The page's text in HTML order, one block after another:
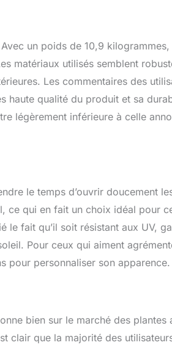
un poids de 10,9
matériaux utilisés semblent
Les commentaires des
haute qualité du produit et sa
légèrement inférieure à celle
le temps d’ouvrir doucement
ce qui en fait un choix idéal pour
le fait qu’il soit résistant aux UV,
Pour ceux qui aiment
pour personnaliser son apparence.
bien sur le marché des plantes
clair que la majorité des